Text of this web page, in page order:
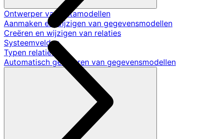
Ontwerper van datamodellen
Aanmaken en wijzigen van gegevensmodellen
Creëren en wijzigen van relaties
Systeemvelden
Typen relaties
Automatisch genereren van gegevensmodellen